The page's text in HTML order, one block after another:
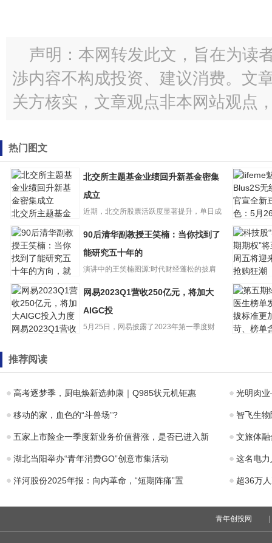
声明：本网转发此文，旨在为读
渉内容不构成投资、建议消费。文
关方核实，文章观点非本网站观点
热门图文
北交所主题基金
业绩回升新基金
密集成立
北交所主题基金业绩回升新基金密集
成立
近期，北交所股票活跃度显著提升，单日成
lifeme魅
无线耳机
新豆青
90后清华副教授
王笑楠：当你找
到了能研究五十
年的
90后清华副教授王笑楠：当你找到了
能研究五十年的
演讲中的王笑楠图源:时代财经蓬松的披肩
科技股“
期权”将
五将迎来
购
网易2023Q1营收
AIGC投
网易2023Q1营收250亿元，将加大
AIGC投
5月25日，网易披露了2023年第一季度财
榜单含
推荐阅读
高考逐梦季，厨电焕新选帅康｜Q985状元机钜惠 光明肉
移动的家，血色的“斗兽场”? 智飞生
五家上市险企一季度新业务价值普涨，是否已进入新 文旅体
湖北当阳举办“青年消费GO”创意市集活动 这名电力
洋河股份2025年报：向内革命，“短期阵痛”置 超36万
青年创投网